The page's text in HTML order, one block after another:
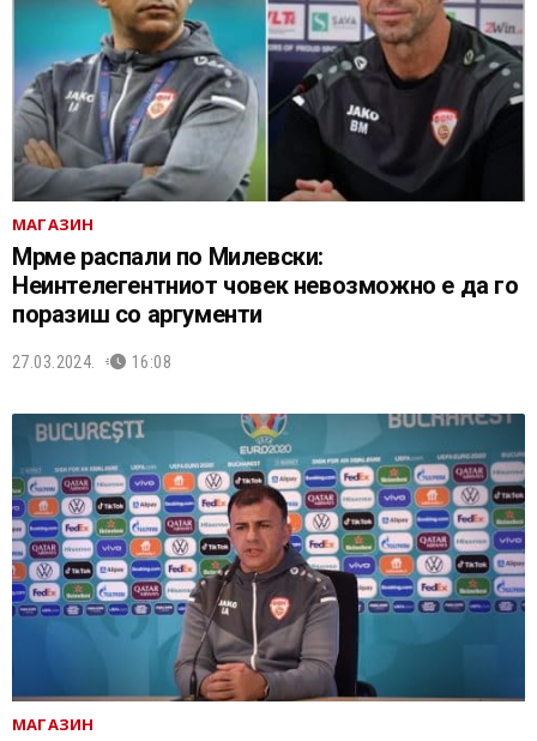
МАГАЗИН
Мрме распали по Милевски:
Неинтелегентниот човек невозможно е да го
поразиш со аргументи
27.03.2024. 16:08
МАГАЗИН